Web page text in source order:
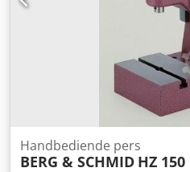
Handbediende pers
BERG & SCHMID HZ 150